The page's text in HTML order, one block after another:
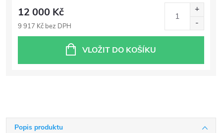
12 000 Kč
9 917 Kč bez DPH
VLOŽIT DO KOŠÍKU
Popis produktu